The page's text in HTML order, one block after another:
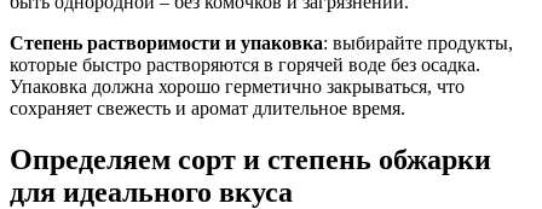
Степень растворимости и упаковка: выбирайте продукты,
которые быстро растворяются в горячей воде без осадка.
Упаковка должна хорошо герметично закрываться, что
сохраняет свежесть и аромат длительное время.
Определяем сорт и степень обжарки
для идеального вкуса